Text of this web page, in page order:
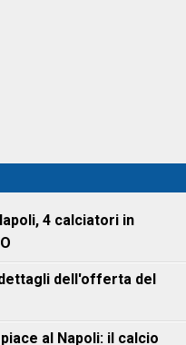
4 calciatori in
dell'offerta del
al Napoli: il calcio